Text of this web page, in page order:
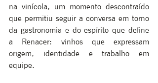
na vinícola, um momento descontraído
que permitiu seguir a conversa em torno
da gastronomia e do espírito que define
a Renacer: vinhos que expressam
origem, identidade e trabalho em
equipe.